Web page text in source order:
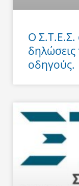
Ο Σ.Τ.Ε.Σ.
οδηγούς.